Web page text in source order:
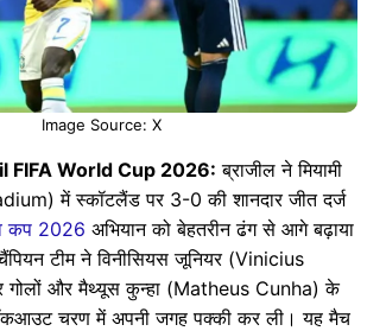
Image Source: X
FIFA World Cup 2026: ब्राजील ने मियामी
में स्कॉटलैंड पर 3-0 की शानदार जीत दर्ज
कप 2026 अभियान को बेहतरीन ढंग से आगे बढ़ाया
टीम ने विनीसियस जूनियर (Vinicius
गोलों और मैथ्यूस कुन्हा (Matheus Cunha) के
चरण में अपनी जगह पक्की कर ली। यह मैच